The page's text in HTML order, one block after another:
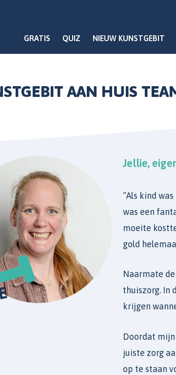
GRATIS QUIZ NIEUW KUNSTGEBIT
AAN HUIS
Jellie,
“Als kind
was een
moeite
gold
Naarmate
thuiszorg. In
krijgen
Doordat
juiste zorg
op te staan